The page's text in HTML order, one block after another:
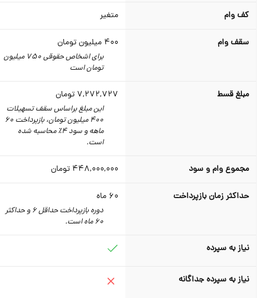
کف وام متغیر
سقف وام میلیون تومان
برای اشخاص حقوقی 750 میلیون
تومان است
مبلغ قسط 7,272,727تومان
این مبلغ براساس سقف تسهیلات
400 میلیون تومان،‌ بازپرداخت 60
ماهه و سود 4٪‌ محاسبه شده
است.
مجموع وام و سود 448,000,000 تومان
حداکثر زمان بازپرداخت ماه
دوره بازپرداخت حداقل 6 و حداکثر
نیاز به سپرده
نیاز به سپرده جداگانه